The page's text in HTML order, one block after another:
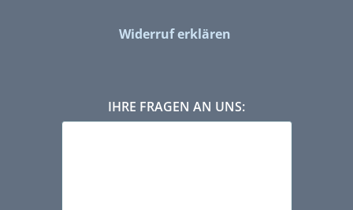
Widerruf erklären
IHRE FRAGEN AN UNS: